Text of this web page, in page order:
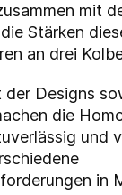
mit
Stärken
an drei
der Designs
die
und
in